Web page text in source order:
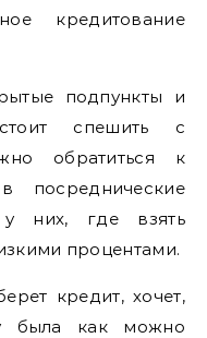
кредитование
подпункты и
спешить с
обратиться к
посреднические
у них, где взять
процентами.
кредит, хочет,
была как можно